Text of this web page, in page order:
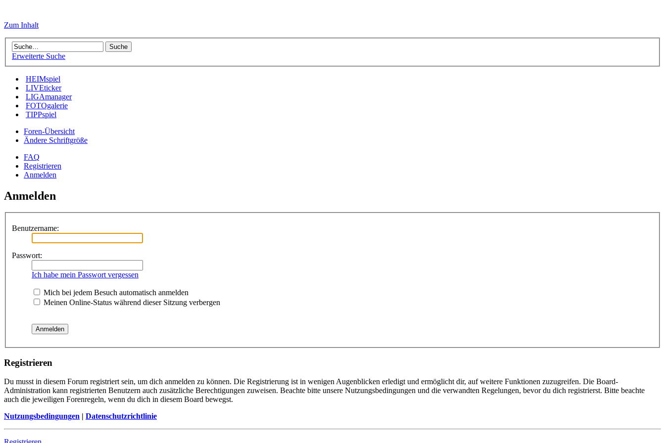
Zum Inhalt
Erweiterte Suche
HEIMspiel
LIVEticker
LIGAmanager
FOTOgalerie
TIPPspiel
Foren-Übersicht
Ändere Schriftgröße
FAQ
Registrieren
Anmelden
Anmelden
Benutzername:
Passwort:
Ich habe mein Passwort vergessen
Mich bei jedem Besuch automatisch anmelden
Meinen Online-Status während dieser Sitzung verbergen
Registrieren
Du musst in diesem Forum registriert sein, um dich anmelden zu können. Die Registrierung ist in wenigen Augenblicken erledigt und ermöglicht dir, auf weitere Funktionen zuzugreifen. Die Board-
Administration kann registrierten Benutzern auch zusätzliche Berechtigungen zuweisen. Beachte bitte unsere Nutzungsbedingungen und die verwandten Regelungen, bevor du dich registrierst. Bitte beachte
auch die jeweiligen Forenregeln, wenn du dich in diesem Board bewegst.
Nutzungsbedingungen | Datenschutzrichtlinie